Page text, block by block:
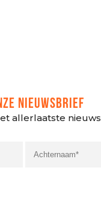
NIEUWSBRIEF
allerlaatste nieuws